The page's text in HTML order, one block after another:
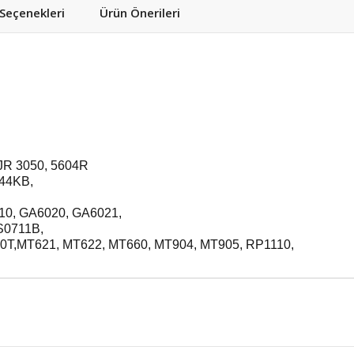
Ürün Önerileri
3050, 5604R
GA6020, GA6021,
MT622, MT660, MT904, MT905, RP1110,